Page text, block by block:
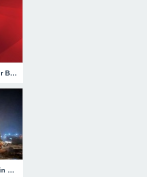
Hakkari’de Trafik Kazasında Ağır Bilanço!
Heyelanla Kapanan Yol, Ekiplerin Müdahalesiyle Açıldı!